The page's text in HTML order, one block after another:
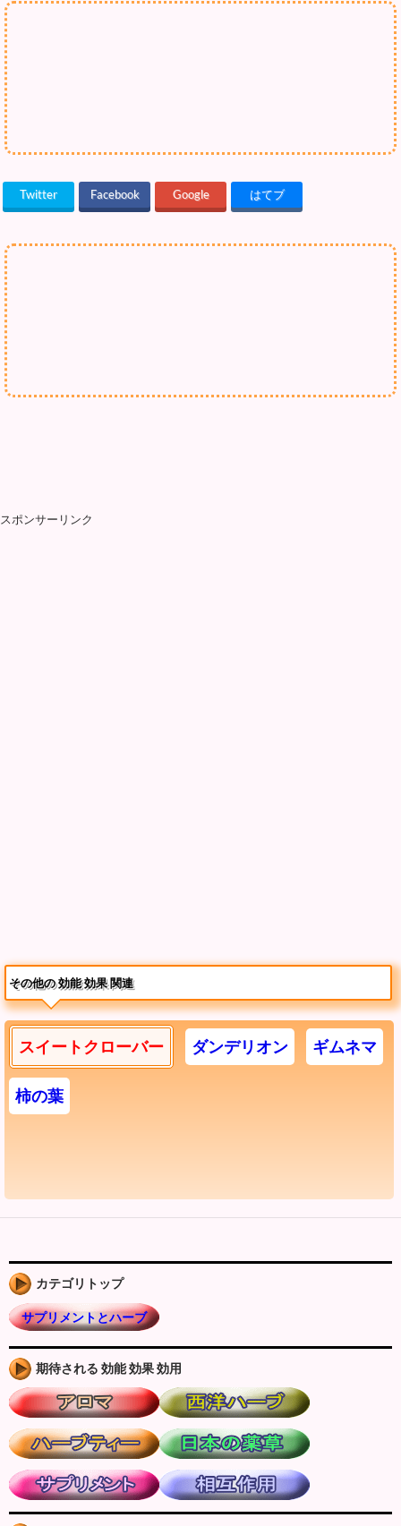
Twitter Facebook Google はてブ
スポンサーリンク
その他の 効能 効果 関連
スイートクローバー ダンデリオン ギムネマ
柿の葉
カテゴリトップ
サプリメントとハーブ
期待される 効能 効果 効用